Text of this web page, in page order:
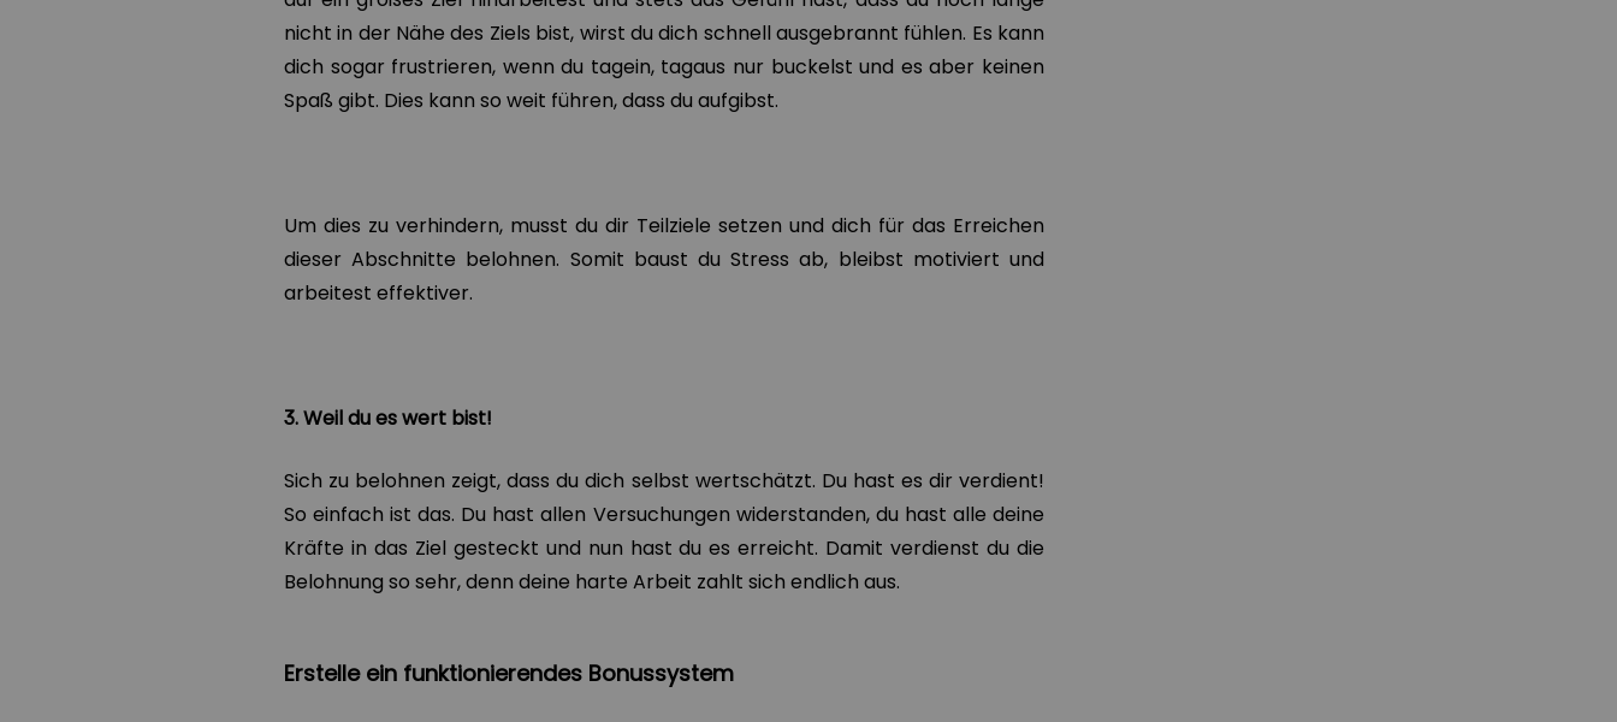
nicht in der Nähe des Ziels bist, wirst du dich schnell ausgebrannt fühlen. Es kann
dich sogar frustrieren, wenn du tagein, tagaus nur buckelst und es aber keinen
Spaß gibt. Dies kann so weit führen, dass du aufgibst.
Um dies zu verhindern, musst du dir Teilziele setzen und dich für das Erreichen
dieser Abschnitte belohnen. Somit baust du Stress ab, bleibst motiviert und
arbeitest effektiver.
3. Weil du es wert bist!
Sich zu belohnen zeigt, dass du dich selbst wertschätzt. Du hast es dir verdient!
So einfach ist das. Du hast allen Versuchungen widerstanden, du hast alle deine
Kräfte in das Ziel gesteckt und nun hast du es erreicht. Damit verdienst du die
Belohnung so sehr, denn deine harte Arbeit zahlt sich endlich aus.
Erstelle ein funktionierendes Bonussystem